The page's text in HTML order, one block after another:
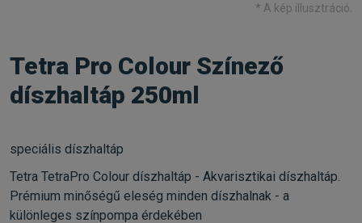
* A kép illusztráció.
Tetra Pro Colour Színező
díszhaltáp 250ml
speciális díszhaltáp
Tetra TetraPro Colour díszhaltáp - Akvarisztikai díszhaltáp.
Prémium minőségű eleség minden díszhalnak - a
különleges színpompa érdekében